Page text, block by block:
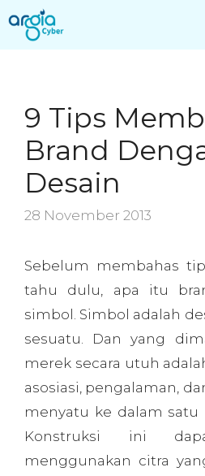
9 Tips
Brand
Desain
28 November 2013
Sebelum membahas
tahu dulu, apa itu
simbol. Simbol adalah
sesuatu. Dan yang
merek secara utuh
asosiasi, pengalaman,
menyatu ke dalam satu
Konstruksi ini
menggunakan citra